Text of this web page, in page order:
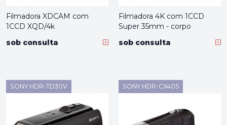
Filmadora XDCAM com
1CCD XQD/4k
sob consulta
Filmadora 4K com 1CCD
Super 35mm - corpo
sob consulta
SONY HDR-TD30V SONY HDR-CX405